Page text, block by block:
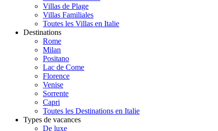
Villas de Plage
Villas Familiales
Toutes les Villas en Italie
Destinations
Rome
Milan
Positano
Lac de Come
Florence
Venise
Sorrente
Capri
Toutes les Destinations en Italie
Types de vacances
De luxe